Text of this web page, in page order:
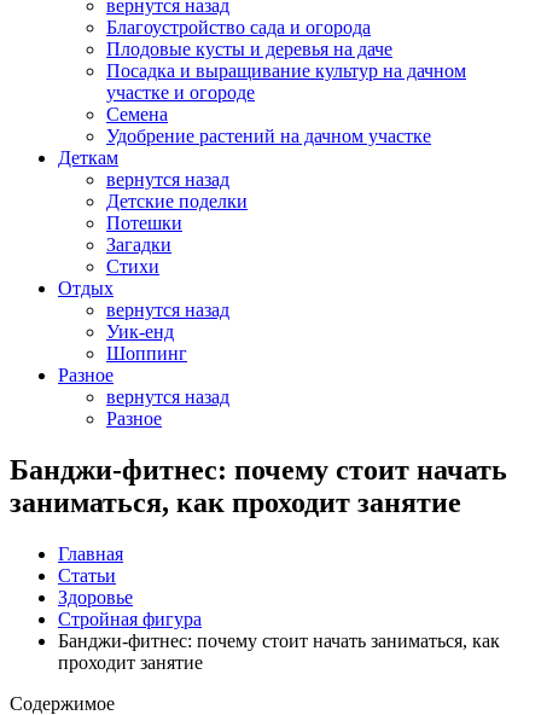
вернутся назад
Благоустройство сада и огорода
Плодовые кусты и деревья на даче
Посадка и выращивание культур на дачном
участке и огороде
Семена
Удобрение растений на дачном участке
Деткам
вернутся назад
Детские поделки
Потешки
Загадки
Стихи
Отдых
вернутся назад
Уик-енд
Шоппинг
Разное
вернутся назад
Разное
Банджи-фитнес: почему стоит начать
заниматься, как проходит занятие
Главная
Статьи
Здоровье
Стройная фигура
Банджи-фитнес: почему стоит начать заниматься, как
проходит занятие
Содержимое